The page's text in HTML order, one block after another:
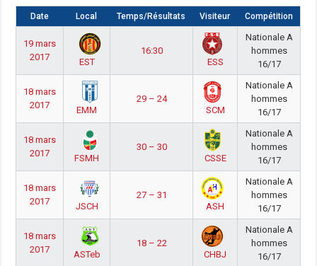
Date Local Temps/Résultats Visiteur Compétition
19 mars
2017
EST
16:30
ESS
Nationale A
hommes
16/17
18 mars
2017
EMM
29 – 24
SCM
Nationale A
hommes
16/17
18 mars
2017
FSMH
30 – 30
CSSE
Nationale A
hommes
16/17
18 mars
2017
JSCH
27 – 31
ASH
Nationale A
hommes
16/17
18 mars
2017
ASTeb
18 – 22
CHBJ
Nationale A
hommes
16/17